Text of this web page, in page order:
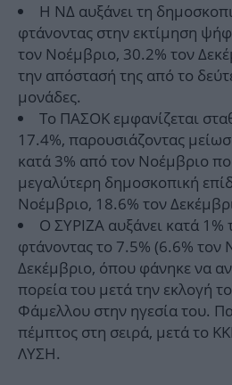
Η ΝΔ αυξάνει τη
φτάνοντας στην εκτίμηση
τον Νοέμβριο, 30.2% τον
την απόστασή της από το
μονάδες.
Το ΠΑΣΟΚ εμφανίζεται
17.4%, παρουσιάζοντας
κατά 3% από τον Νοέμβριο
μεγαλύτερη δημοσκοπική
Νοέμβριο, 18.6% τον
Ο ΣΥΡΙΖΑ αυξάνει κατά 1%
φτάνοντας το 7.5% (6.6% τον
Δεκέμβριο, όπου φάνηκε να
πορεία του μετά την εκλογή
Φάμελλου στην ηγεσία του.
πέμπτος στη σειρά, μετά το
ΛΥΣΗ.